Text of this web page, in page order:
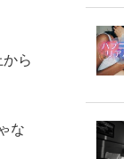
ら
な